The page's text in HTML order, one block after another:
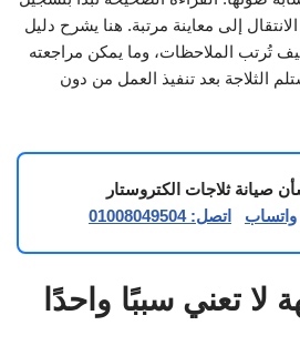
إلى معاينة مرتبة. هنا يشرح دليل
تُرتب الملاحظات، وما يمكن مراجعته
الثلاجة بعد تنفيذ العمل من دون
صيانة ثلاجات الكتروستار
واتساب اتصل: 01008049504
لا تعني سببًا واحدًا